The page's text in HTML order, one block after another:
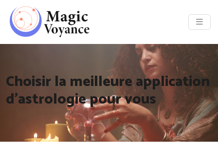
Choisir la meilleure application
d’astrologie pour vous